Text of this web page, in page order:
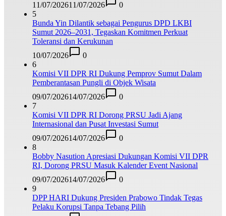
11/07/202611/07/2026
0
5
Bunda Yin Dilantik sebagai Pengurus DPD LKBI
Sumut 2026–2031, Tegaskan Komitmen Perkuat
Toleransi dan Kerukunan
10/07/2026
0
6
Komisi VII DPR RI Dukung Pemprov Sumut Dalam
Pemberantasan Pungli di Objek Wisata
09/07/202614/07/2026
0
7
Komisi VII DPR RI Dorong PRSU Jadi Ajang
Internasional dan Pusat Investasi Sumut
09/07/202614/07/2026
0
8
Bobby Nasution Apresiasi Dukungan Komisi VII DPR
RI, Dorong PRSU Masuk Kalender Event Nasional
09/07/202614/07/2026
0
9
DPP HARI Dukung Presiden Prabowo Tindak Tegas
Pelaku Korupsi Tanpa Tebang Pilih